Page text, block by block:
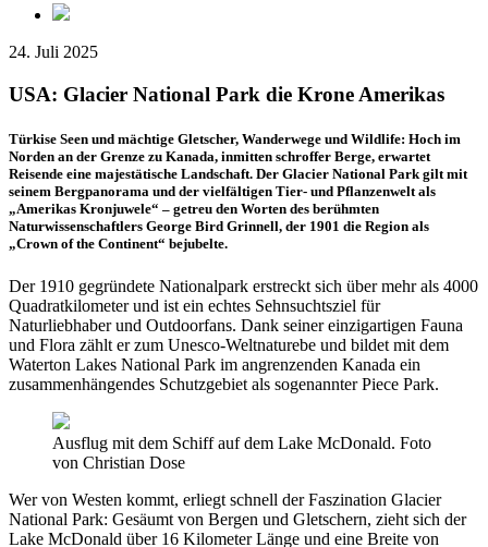
24. Juli 2025
USA: Glacier National Park die Krone Amerikas
Türkise Seen und mächtige Gletscher, Wanderwege und Wildlife: Hoch im
Norden an der Grenze zu Kanada, inmitten schroffer Berge, erwartet
Reisende eine majestätische Landschaft. Der Glacier National Park gilt mit
seinem Bergpanorama und der vielfältigen Tier- und Pflanzenwelt als
„Amerikas Kronjuwele“ – getreu den Worten des berühmten
Naturwissenschaftlers George Bird Grinnell, der 1901 die Region als
„Crown of the Continent“ bejubelte.
Der 1910 gegründete Nationalpark erstreckt sich über mehr als 4000
Quadratkilometer und ist ein echtes Sehnsuchtsziel für
Naturliebhaber und Outdoorfans. Dank seiner einzigartigen Fauna
und Flora zählt er zum Unesco-Weltnaturebe und bildet mit dem
Waterton Lakes National Park im angrenzenden Kanada ein
zusammenhängendes Schutzgebiet als sogenannter Piece Park.
Ausflug mit dem Schiff auf dem Lake McDonald. Foto
von Christian Dose
Wer von Westen kommt, erliegt schnell der Faszination Glacier
National Park: Gesäumt von Bergen und Gletschern, zieht sich der
Lake McDonald über 16 Kilometer Länge und eine Breite von